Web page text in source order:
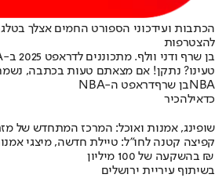
הכתבות ועידכוני הספורט החמים אצלך
להצטרפות
בן שרף ודני וולף. מתכוננים לדראפט 2025 ב-NBA,צילום: AFP, אלן שיבר
טעינו? נתקן! אם מצאתם טעות בכתבה,
NBAבן שרףדראפט ה-NBA
כדאילהכיר
שופינג, אמנות ואוכל: המרכז המתחדש של
קפיצה קטנה לחו"ל: טיילת חדשה, מיצגי
בהשקעה של 100 מיליון ₪
בשיתוף עיריית ירושלים